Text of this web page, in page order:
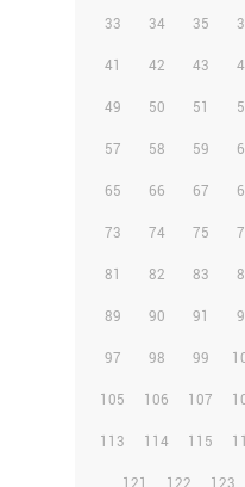
33 34 35
41 42 43
49 50 51
57 58 59
65 66 67
73 74 75
81 82 83
89 90 91
97 98 99
105 106 107
113 114 115